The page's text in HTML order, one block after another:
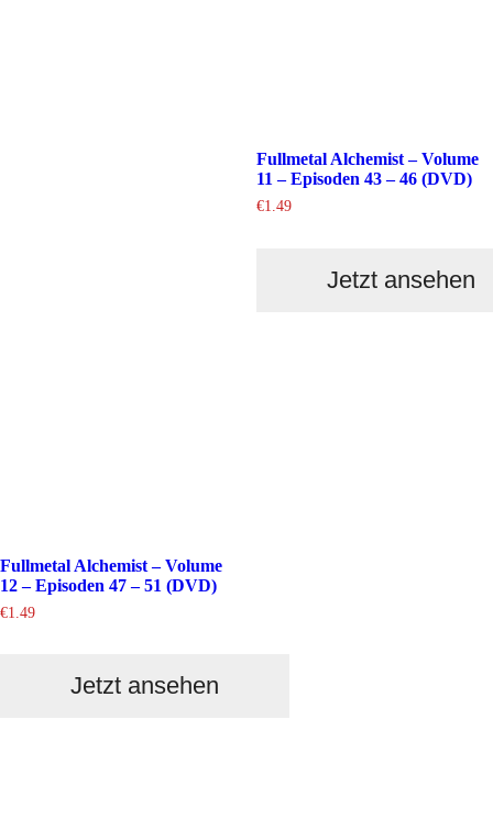
Fullmetal Alchemist – Volume
11 – Episoden 43 – 46 (DVD)
€1.49
Jetzt ansehen
Fullmetal Alchemist – Volume
12 – Episoden 47 – 51 (DVD)
€1.49
Jetzt ansehen